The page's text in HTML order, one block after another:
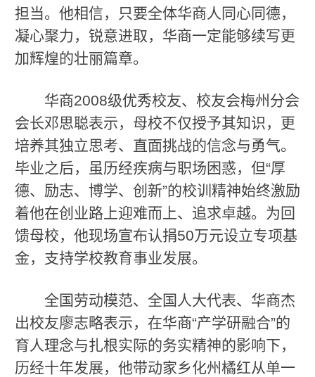
担当。他相信，只要全体华商人同心同德，
凝心聚力，锐意进取，华商一定能够续写更
加辉煌的壮丽篇章。
华商2008级优秀校友、校友会梅州分会
会长邓思聪表示，母校不仅授予其知识，更
培养其独立思考、直面挑战的信念与勇气。
毕业之后，虽历经疾病与职场困惑，但“厚
德、励志、博学、创新”的校训精神始终激励
着他在创业路上迎难而上、追求卓越。为回
馈母校，他现场宣布认捐50万元设立专项基
金，支持学校教育事业发展。
全国劳动模范、全国人大代表、华商杰
出校友廖志略表示，在华商“产学研融合”的
育人理念与扎根实际的务实精神的影响下，
历经十年发展，他带动家乡化州橘红从单一